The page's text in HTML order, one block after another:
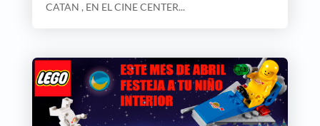
CATAN , EN EL CINE CENTER...